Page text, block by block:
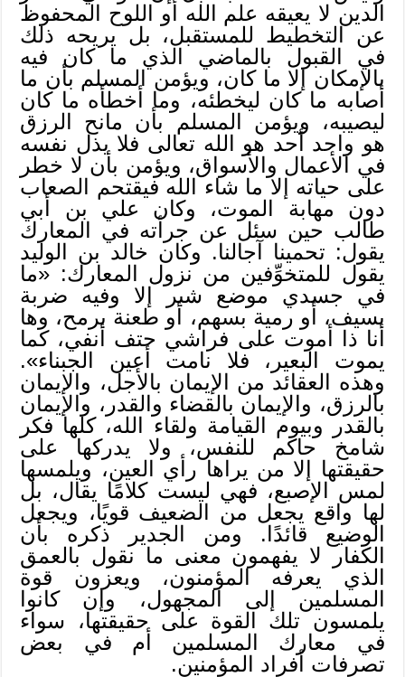
الدين لا يعيقه علم الله أو اللوح المحفوظ
عن التخطيط للمستقبل، بل يريحه ذلك
في القبول بالماضي الذي ما كان فيه
بالإمكان إلا ما كان، ويؤمن المسلم بأن ما
أصابه ما كان ليخطئه، وما أخطأه ما كان
ليصيبه، ويؤمن المسلم بأن مانح الرزق
هو واحد أحد هو الله تعالى فلا يذل نفسه
في الأعمال والأسواق، ويؤمن بأن لا خطر
على حياته إلا ما شاء الله فيقتحم الصعاب
دون مهابة الموت، وكان علي بن أبي
طالب حين سئل عن جرأته في المعارك
يقول: تحمينا آجالنا. وكان خالد بن الوليد
يقول للمتخوِّفين من نزول المعارك: «ما
في جسدي موضع شبر إلا وفيه ضربة
بسيف، أو رمية بسهم، أو طعنة برمح، وها
أنا ذا أموت على فراشي حتف أنفي، كما
يموت البعير، فلا نامت أعين الجبناء».
وهذه العقائد من الإيمان بالأجل، والإيمان
بالرزق، والإيمان بالقضاء والقدر، والإيمان
بالقدر وبيوم القيامة ولقاء الله، كلها فكر
شامخ حاكم للنفس، ولا يدركها على
حقيقتها إلا من يراها رأي العين، ويلمسها
لمس الإصبع، فهي ليست كلامًا يقال، بل
لها واقع يجعل من الضعيف قويًا، ويجعل
الوضيع قائدًا. ومن الجدير ذكره بأن
الكفار لا يفهمون معنى ما نقول بالعمق
الذي يعرفه المؤمنون، ويعزون قوة
المسلمين إلى المجهول، وإن كانوا
يلمسون تلك القوة على حقيقتها، سواء
في معارك المسلمين أم في بعض
تصرفات أفراد المؤمنين.